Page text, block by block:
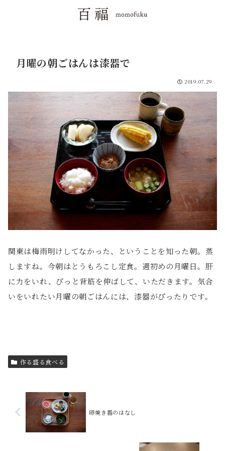
月曜の朝ごはんは漆器で
2019.07.29
関東は梅雨明けしてなかった、ということを知った朝。蒸
しますね。今朝はとうもろこし定食。週初めの月曜日。肝
に力をいれ、ぴっと背筋を伸ばして、いただきます。気合
いをいれたい月曜の朝ごはんには、漆器がぴったりです。
作る盛る食べる
卵焼き器のはなし